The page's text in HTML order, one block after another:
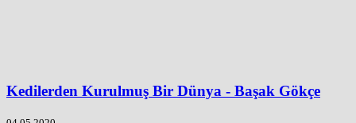
Kedilerden Kurulmuş Bir Dünya - Başak Gökçe